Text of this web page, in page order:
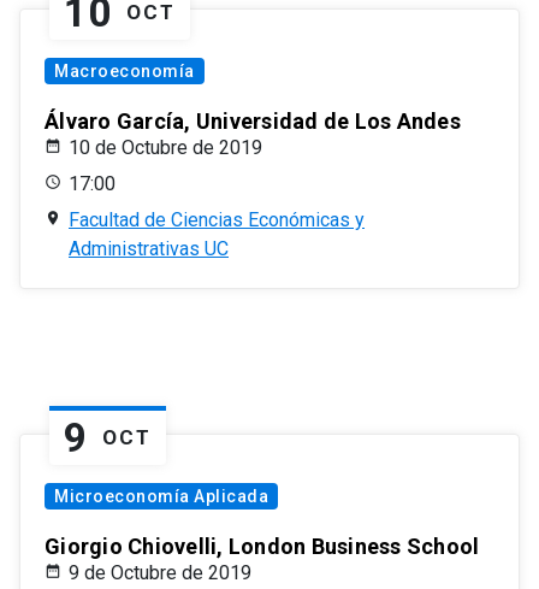
10 OCT
Macroeconomía
Álvaro García, Universidad de Los Andes
10 de Octubre de 2019
17:00
Facultad de Ciencias Económicas y
Administrativas UC
9 OCT
Microeconomía Aplicada
Giorgio Chiovelli, London Business School
9 de Octubre de 2019